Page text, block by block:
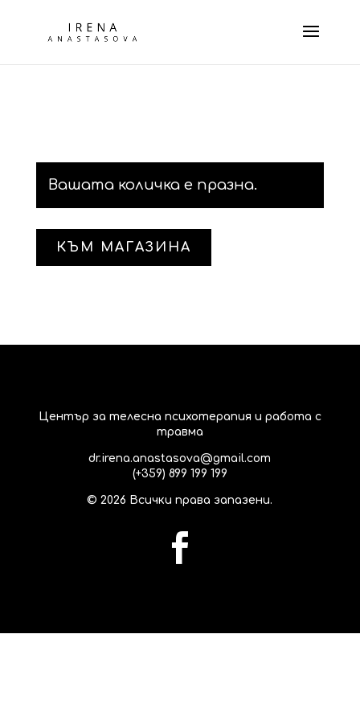
Вашата количка е празна.
КЪМ МАГАЗИНА
Център за телесна психотерапия и работа с
травма
dr.irena.anastasova@gmail.com
(+359) 899 199 199
©2026 Всички права запазени.
